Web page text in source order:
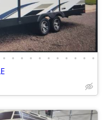
• • • • • • • • • • •